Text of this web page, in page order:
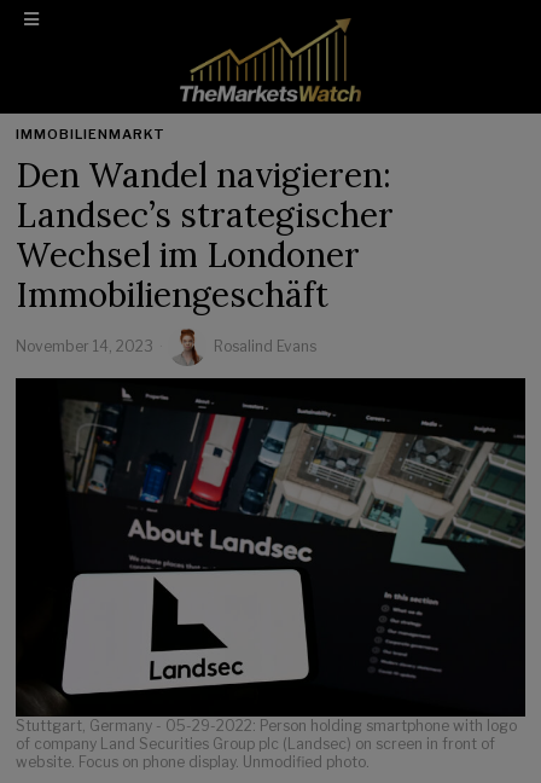
IMMOBILIENMARKT
Den Wandel navigieren:
Landsec’s strategischer
Wechsel im Londoner
Immobiliengeschäft
November 14, 2023 Rosalind Evans
Stuttgart, Germany - 05-29-2022: Person holding smartphone with logo
of company Land Securities Group plc (Landsec) on screen in front of
website. Focus on phone display. Unmodified photo.